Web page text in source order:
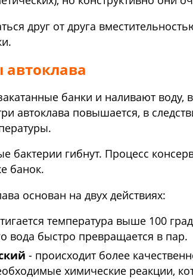
друг от друга
банки и наливают
автоклава повышается, в
бактерии гибнут. Процесс
банок.
основан на двух действиях:
температура выше 100
вода быстро превращается в пар.
- происходит более
химические реакции,